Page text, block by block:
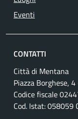
Eventi
CONTATTI
Città di Mentana
Piazza Borghese,
Codice fiscale
Cod. Istat: 058059